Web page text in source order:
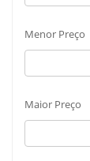
Menor Preço
Maior Preço